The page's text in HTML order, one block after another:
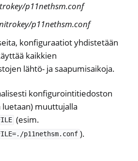
p11nethsm.conf
p11nethsm.conf
konfiguraatiot yhdistetään
kaikkien
lähtö- ja saapumisaikoja.
konfigurointitiedoston
luetaan) muuttujalla
(esim.
p11nethsm.conf ).